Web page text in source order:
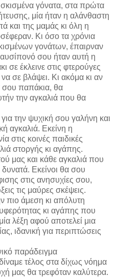
σκισμένα γόνατα, στα πρώτα
μία ήταν η αλάνθαστη
και της μαμάς κι όλη η
Κι όσο τα χρόνια
γονάτων, έπαιρναν
σου ήταν αυτή η
σε έκλεινε στις φτερούγες
σε βλάψει. Κι ακόμα κι αν
σου παπάκια, θα
την αγκαλιά που θα
την ψυχική σου γαλήνη και
αγκαλιά. Εκείνη η
κοινές παιδικές
στοργής κι αγάπης.
μας και κάθε αγκαλιά που
Εκείνοι θα σου
στις ανησυχίες σου,
τις μαύρες σκέψεις.
πιο άμεση κι απόλυτη
κι αγάπης που
λέξη αφού αποτελεί μια
ιδανική για περιπτώσεις
παράδειγμα
τέλος στα δίχως νόημα
μας θα τρεφόταν καλύτερα.